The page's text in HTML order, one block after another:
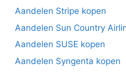
Aandelen Stripe kopen
Aandelen Sun Country
Aandelen SUSE kopen
Aandelen Syngenta kopen